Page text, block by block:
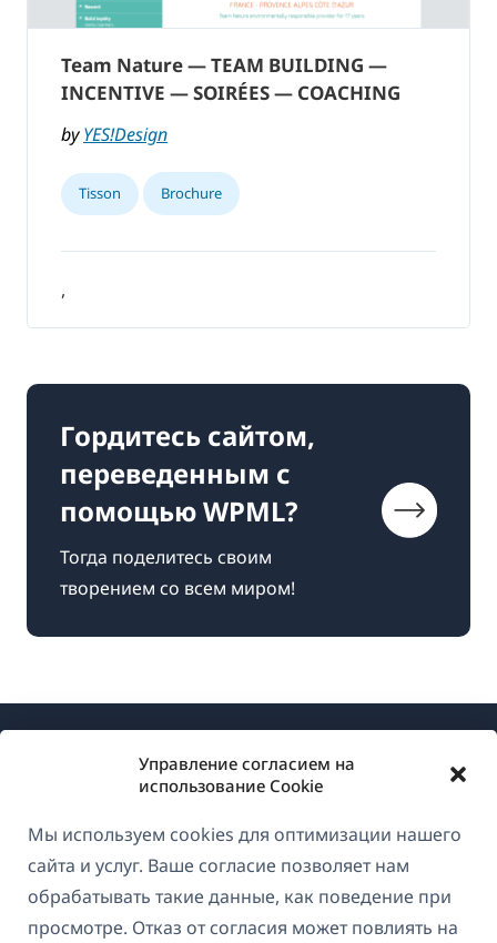
Управление согласием на
использование Cookie
Мы используем cookies для оптимизации нашего
сайта и услуг. Ваше согласие позволяет нам
обрабатывать такие данные, как поведение при
просмотре. Отказ от согласия может повлиять на
Team Nature — TEAM BUILDING —
INCENTIVE — SOIRÉES — COACHING
byYES!Design
Tisson Brochure
,
Гордитесь сайтом,
переведенным с
помощью WPML?
Тогда поделитесь своим
творением со всем миром!
О WPML
GDPR и политика конфиденциальности
Присоединяйтесь к нашей команде